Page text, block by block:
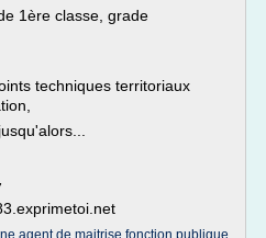
1ère classe, grade
techniques territoriaux
agent de maitrise fonction publique